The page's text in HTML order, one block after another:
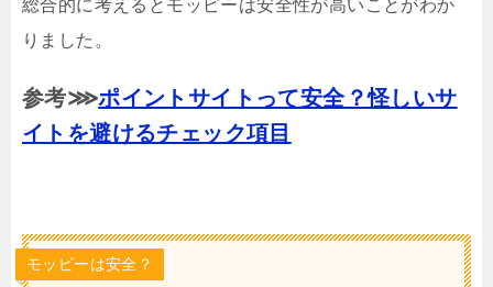
総合的に考えるとモッピーは安全性が高いことがわか
りました。
参考⋙ポイントサイトって安全？怪しいサ
イトを避けるチェック項目
モッピーは安全？